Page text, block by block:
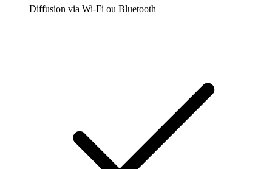
Diffusion via Wi-Fi ou Bluetooth